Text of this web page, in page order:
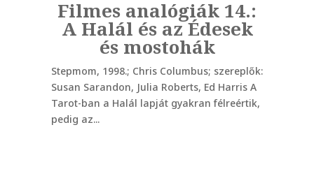
Filmes analógiák 14.:
A Halál és az Édesek
és mostohák
Stepmom, 1998.; Chris Columbus; szereplők:
Susan Sarandon, Julia Roberts, Ed Harris A
Tarot-ban a Halál lapját gyakran félreértik,
pedig az...